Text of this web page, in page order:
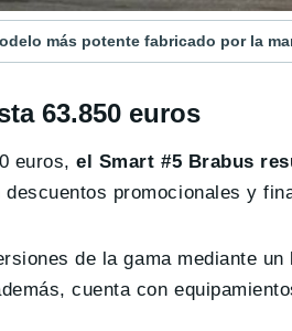
más potente fabricado por la
63.850 euros
euros,el Smart #5 Brabus
promocionales y
de la gama mediante
cuenta con